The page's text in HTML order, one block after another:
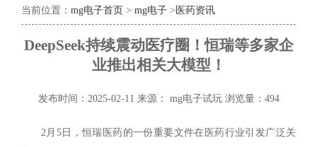
当前位置： mg电子首页 > mg电子 > 医药资讯
DeepSeek持续震动医疗圈！恒瑞等多家企
业推出相关大模型！
发布时间：2025-02-11 来源： mg电子试玩 浏览量：494
2月5日，恒瑞医药的一份重要文件在医药行业引发广泛关